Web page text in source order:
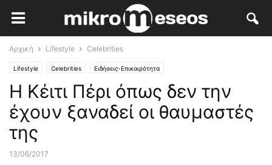
Αρχική Lifestyle Celebrities
Lifestyle Celebrities Ειδήσεις-Επικαιρότητα
Η Κέιτι Πέρι όπως δεν την
έχουν ξαναδεί οι θαυμαστές
της
13/06/2017